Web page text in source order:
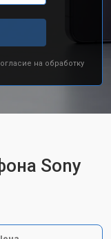
на обработку
Sony